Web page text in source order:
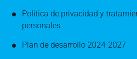
Política de privacidad y
personales
Plan de desarrollo 2024-2027